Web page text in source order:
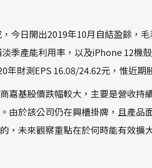
今日開出2019年10月自結盈餘，
季產能利用率，以及iPhone 12機
年財測EPS 16.08/24.62元，惟近期
嘉基股價跌幅較大，主要是營收
由於該公司仍在興櫃掛牌，且產
，未來觀察重點在於何時能有效擴